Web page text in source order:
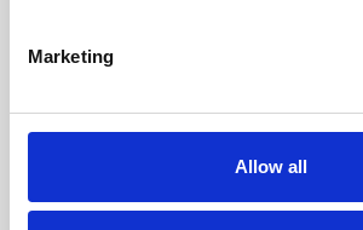
Marketing
Allow all
BEZPIECZNIE
ZAPAKOWANE
Każda pojedyncza część jest
użyciu odpowiednich